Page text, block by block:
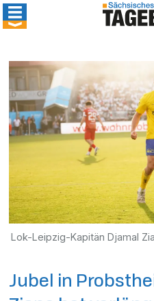
Lok-Leipzig-Kapitän Djamal
Jubel in